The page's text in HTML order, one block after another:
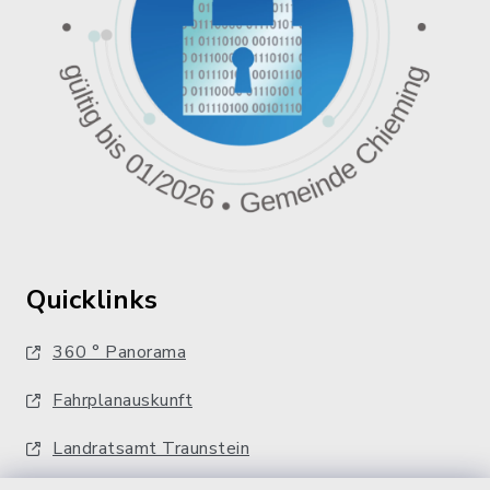
Quicklinks
360 ° Panorama
Fahrplanauskunft
Landratsamt Traunstein